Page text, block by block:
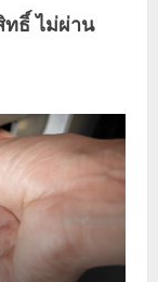
ทธิ์ ไม่ผ่าน